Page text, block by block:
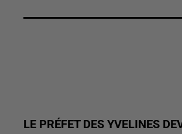
LE PRÉFET DES YVELINES